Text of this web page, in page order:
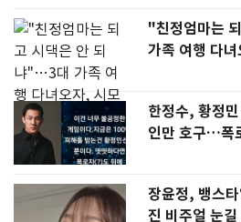
"친정엄마는
가족 여행 다
한정수, 황정
인만 호구…폭
장윤정, 뱅스
진 비주얼 눈길